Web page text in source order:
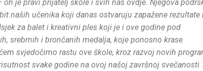
je pravi prijatelj škole i svih nas ovdje. Njegova
naših učenika koji danas ostvaruju zapažene rezultate
za balet i kreativni ples koji je i ove godine pod
srebrnih i brončanih medalja, koje ponosno krase
svjedočimo rastu ove škole, kroz razvoj novih
svake godine na ovoj našoj završnoj svečanosti